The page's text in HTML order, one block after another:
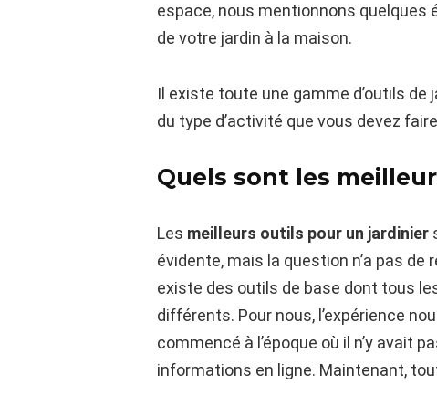
espace, nous mentionnons quelques
de votre jardin à la maison.
Il existe toute une gamme d’outils de
du type d’activité que vous devez
Quels sont les
Les meilleurs outils pour un jardinier
évidente, mais la question n’a pas de
existe des outils de base dont tous
différents. Pour nous, l’expérience
commencé à l’époque où il n’y avait
informations en ligne. Maintenant,